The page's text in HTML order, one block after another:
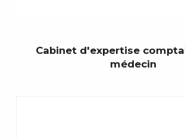
Cabinet d'expertise
médecin